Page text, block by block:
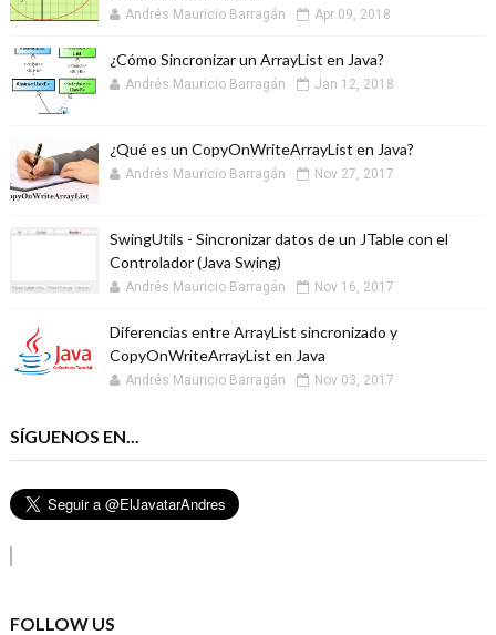
Andrés Mauricio Barragán Apr 09, 2018
¿Cómo Sincronizar un ArrayList en Java?
Andrés Mauricio Barragán Jan 12, 2018
¿Qué es un CopyOnWriteArrayList en Java?
Andrés Mauricio Barragán Nov 27, 2017
SwingUtils - Sincronizar datos de un JTable con el
Controlador (Java Swing)
Andrés Mauricio Barragán Nov 16, 2017
Diferencias entre ArrayList sincronizado y
CopyOnWriteArrayList en Java
Andrés Mauricio Barragán Nov 03, 2017
SÍGUENOS EN...
FOLLOW US